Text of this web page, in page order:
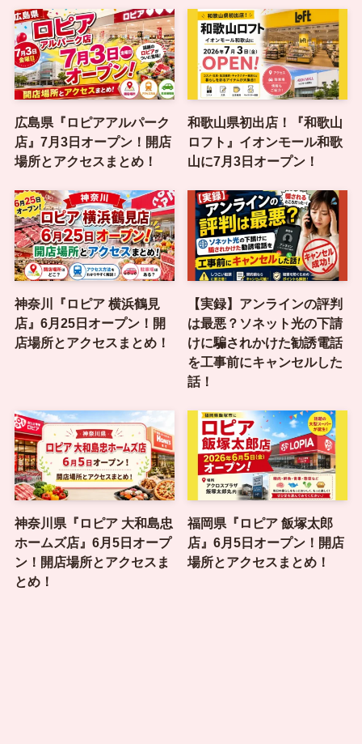
広島県『ロピアアルパーク
店』7月3日オープン！開店
場所とアクセスまとめ！
和歌山県初出店！『和歌山
ロフト』イオンモール和歌
山に7月3日オープン！
神奈川『ロピア 横浜鶴見
店』6月25日オープン！開
店場所とアクセスまとめ！
【実録】アンラインの評判
は最悪？ソネット光の下請
けに騙されかけた勧誘電話
を工事前にキャンセルした
話！
神奈川県『ロピア 大和島忠
ホームズ店』6月5日オープ
ン！開店場所とアクセスま
とめ！
福岡県『ロピア 飯塚太郎
店』6月5日オープン！開店
場所とアクセスまとめ！